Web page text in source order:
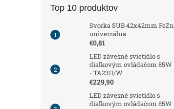
Top 10 produktov
Svorka SUB 42x42mm FeZn
univerzálna
€0,81
LED závesné svietidlo s
diaľkovým ovládačom 85W
- TA2311/W
€229,90
LED závesné svietidlo s
diaľkovým ovládačom 85W